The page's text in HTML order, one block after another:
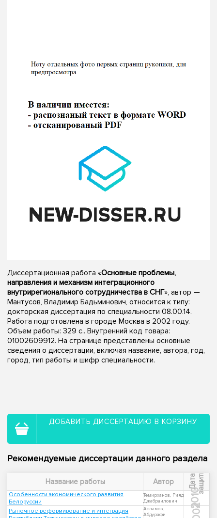
Диссертационная работа «Основные проблемы,
направления и механизм интеграционного
внутрирегионального сотрудничества в СНГ», автор —
Мантусов, Владимир Бадьминович, относится к типу:
докторская диссертация по специальности 08.00.14.
Работа подготовлена в городе Москва в 2002 году.
Объем работы: 329 с.. Внутренний код товара:
01002609912. На странице представлены основные
сведения о диссертации, включая название, автора, год,
город, тип работы и шифр специальности.
ДОБАВИТЬ ДИССЕРТАЦИЮ В КОРЗИНУ
Рекомендуемые диссертации данного раздела
Название работы Автор Д
а
т
а
з
а
щ
и
ты
Особенности экономического развития
Белоруссии
Темирханов, Рияд
Джабраилович
2010
Рыночное реформирование и интеграция
Асламов,
Абдурафи